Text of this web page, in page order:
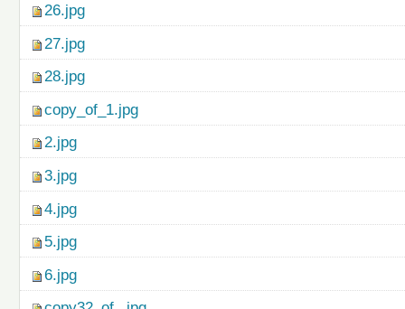
26.jpg
27.jpg
28.jpg
copy_of_1.jpg
2.jpg
3.jpg
4.jpg
5.jpg
6.jpg